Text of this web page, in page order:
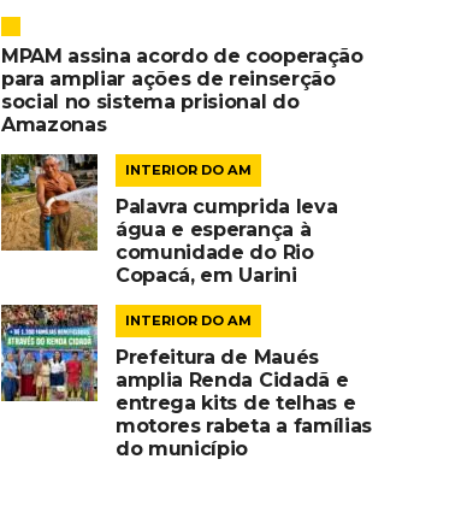
MPAM assina acordo de cooperação
para ampliar ações de reinserção
social no sistema prisional do
Amazonas
INTERIOR DO AM
Palavra cumprida leva
água e esperança à
comunidade do Rio
Copacá, em Uarini
INTERIOR DO AM
Prefeitura de Maués
amplia Renda Cidadã e
entrega kits de telhas e
motores rabeta a famílias
do município